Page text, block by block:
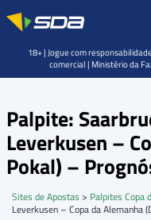
Palpite:
Leverkusen –
Pokal) –
Sites de Apostas > Palpites Copa
Leverkusen – Copa da
18+ | Jogue com
comercial | Ministério da